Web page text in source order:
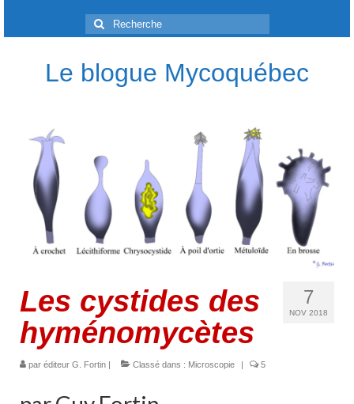
Rechercher
:
Le blogue Mycoquébec
7
NOV 2018
Les cystides des
hyménomycètes
par éditeur G. Fortin | Classé dans : Microscopie | 5